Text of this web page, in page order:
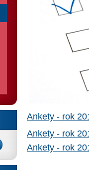
Ankety - rok
Ankety - rok
Ankety - rok